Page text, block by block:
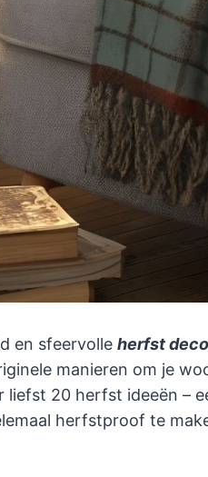
en sfeervolle herfst
manieren om je
20 herfst ideeën –
herfstproof te